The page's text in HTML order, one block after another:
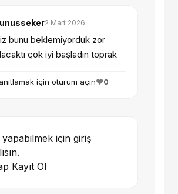
2 Mart 2026
bunu beklemiyorduk zor
çok iyi başladın toprak
için oturum açın❤️0
için giriş
Kayıt Ol